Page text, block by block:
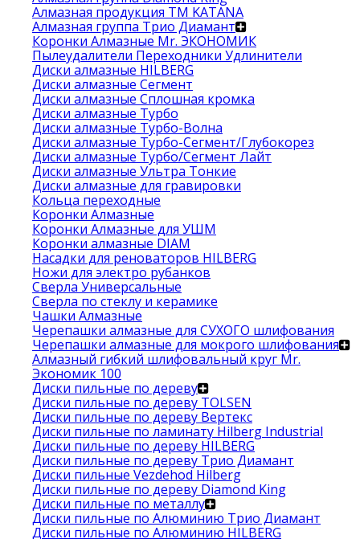
Алмазная продукция ТМ KATANA
Алмазная группа Трио Диамант
Коронки Алмазные Mr. ЭКОНОМИК
Пылеудалители Переходники Удлинители
Диски алмазные HILBERG
Диски алмазные Сегмент
Диски алмазные Сплошная кромка
Диски алмазные Турбо
Диски алмазные Турбо-Волна
Диски алмазные Турбо-Сегмент/Глубокорез
Диски алмазные Турбо/Сегмент Лайт
Диски алмазные Ультра Тонкие
Диски алмазные для гравировки
Кольца переходные
Коронки Алмазные
Коронки Алмазные для УШМ
Коронки алмазные DIAM
Насадки для реноваторов HILBERG
Ножи для электро рубанков
Сверла Универсальные
Сверла по стеклу и керамике
Чашки Алмазные
Черепашки алмазные для СУХОГО шлифования
Черепашки алмазные для мокрого шлифования
Алмазный гибкий шлифовальный круг Mr.
Экономик 100
Диски пильные по дереву
Диски пильные по дереву TOLSEN
Диски пильные по дереву Вертекс
Диски пильные по ламинату Hilberg Industrial
Диски пильные по дереву HILBERG
Диски пильные по дереву Трио Диамант
Диски пильные Vezdehod Hilberg
Диски пильные по дереву Diamond King
Диски пильные по металлу
Диски пильные по Алюминию Трио Диамант
Диски пильные по Алюминию HILBERG